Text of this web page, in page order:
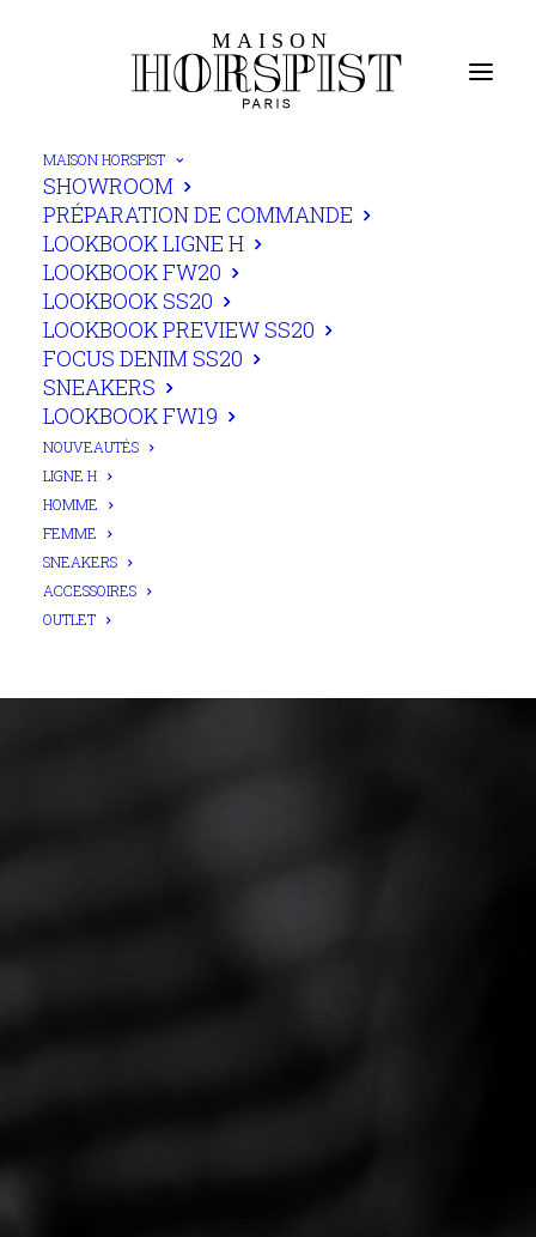
MAISON HORSPIST
SHOWROOM
PRÉPARATION DE COMMANDE
LOOKBOOK LIGNE H
LOOKBOOK FW20
LOOKBOOK SS20
LOOKBOOK PREVIEW SS20
FOCUS DENIM SS20
SNEAKERS
LOOKBOOK FW19
NOUVEAUTÉS
LIGNE H
HOMME
FEMME
SNEAKERS
ACCESSOIRES
OUTLET